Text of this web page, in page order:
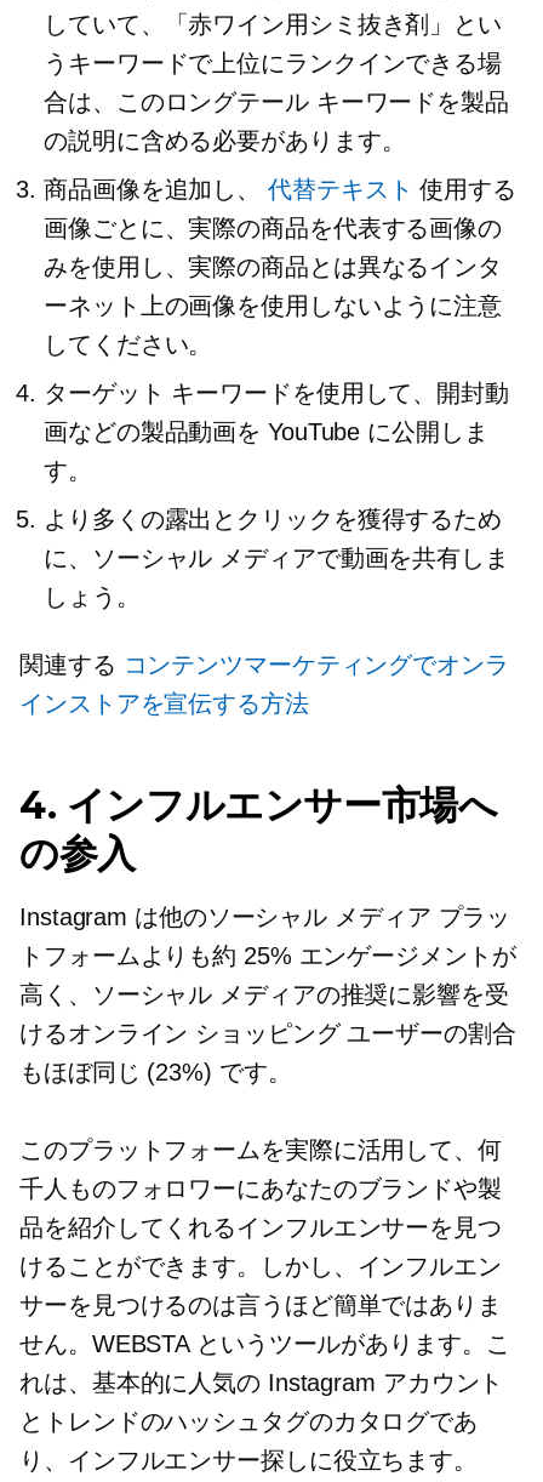
していて、「赤ワイン用シミ抜き剤」とい
うキーワードで上位にランクインできる場
合は、このロングテール キーワードを製品
の説明に含める必要があります。
商品画像を追加し、 代替テキスト 使用する
画像ごとに、実際の商品を代表する画像の
みを使用し、実際の商品とは異なるインタ
ーネット上の画像を使用しないように注意
してください。
ターゲット キーワードを使用して、開封動
画などの製品動画を YouTube に公開しま
す。
より多くの露出とクリックを獲得するため
に、ソーシャル メディアで動画を共有しま
しょう。
関連する コンテンツマーケティングでオンラ
インストアを宣伝する方法
4. インフルエンサー市場へ
の参入
Instagram は他のソーシャル メディア プラッ
トフォームよりも約 25% エンゲージメントが
高く、ソーシャル メディアの推奨に影響を受
けるオンライン ショッピング ユーザーの割合
もほぼ同じ (23%) です。
このプラットフォームを実際に活用して、何
千人ものフォロワーにあなたのブランドや製
品を紹介してくれるインフルエンサーを見つ
けることができます。しかし、インフルエン
サーを見つけるのは言うほど簡単ではありま
せん。WEBSTA というツールがあります。こ
れは、基本的に人気の Instagram アカウント
とトレンドのハッシュタグのカタログであ
り、インフルエンサー探しに役立ちます。